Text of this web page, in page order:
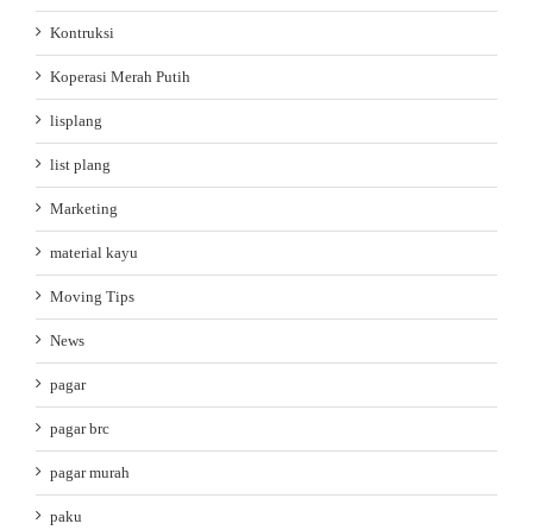
Kontruksi
Koperasi Merah Putih
lisplang
list plang
Marketing
material kayu
Moving Tips
News
pagar
pagar brc
pagar murah
paku